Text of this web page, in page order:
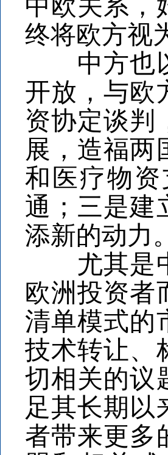
中欧关系，
终将欧方视
中方也以
开放，与欧
资协定谈判
展，造福两
和医疗物
通；三是建
添新的动力。
尤其是中
欧洲投资者
清单模式的
技术转让、
切相关的议
足其长期以
者带来更多